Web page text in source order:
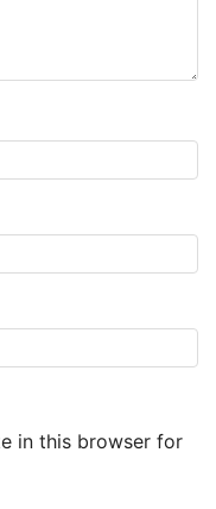
in this browser for